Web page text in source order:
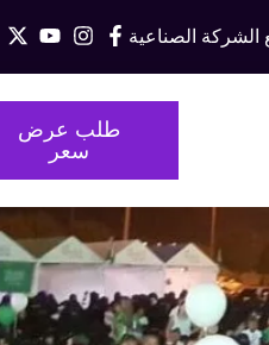
الشركة الصناعية
طلب عرض
سعر